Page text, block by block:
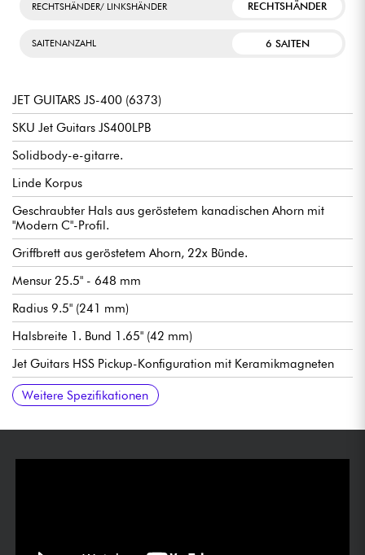
RECHTSHÄNDER/ LINKSHÄNDER RECHTSHÄNDER
SAITENANZAHL 6 SAITEN
JET GUITARS JS-400 (6373)
SKU Jet Guitars JS400LPB
Solidbody-e-gitarre.
Linde Korpus
Geschraubter Hals aus geröstetem kanadischen Ahorn mit
"Modern C"-Profil.
Griffbrett aus geröstetem Ahorn, 22x Bünde.
Mensur 25.5" - 648 mm
Radius 9.5" (241 mm)
Halsbreite 1. Bund 1.65" (42 mm)
Jet Guitars HSS Pickup-Konfiguration mit Keramikmagneten
Allgemeine Lautstärke
Allgemeiner Ton
5-fach Tonabnehmerwahlschalter
Traditioneller Jet Guitars Steg/Vibrato
Jet Guitars stimmmechaniken mit Locking-Mechaniken.
Sattel aus Knochen
Hochglanz Korpus Finish
Hals hochglanzpoliert
Empfohlene Saitenstärken (Standard-Stimmung): 9.42, 9.46
Weitere Spezifikationen